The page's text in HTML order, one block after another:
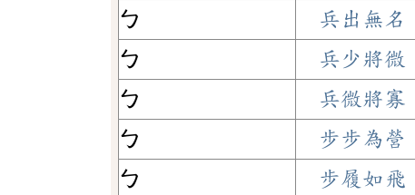
ㄅ
兵出無名
ㄅ
兵少將微
ㄅ
兵微將寡
ㄅ
步步為營
ㄅ
步履如飛